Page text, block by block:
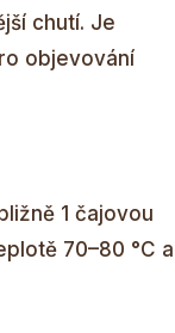
chutí. Je
objevování
1 čajovou
70–80 °C a